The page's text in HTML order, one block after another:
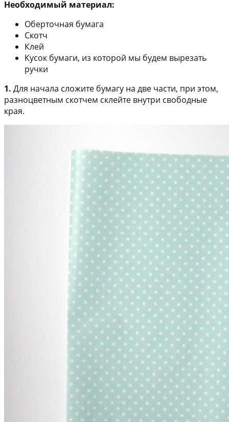
Необходимый материал:
Оберточная бумага
Скотч
Клей
Кусок бумаги, из которой мы будем вырезать
ручки
1. Для начала сложите бумагу на две части, при этом,
разноцветным скотчем склейте внутри свободные
края.